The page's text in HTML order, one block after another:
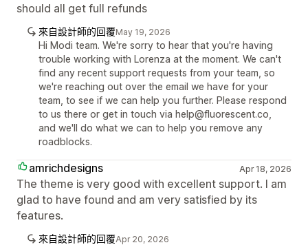
should all get full refunds
來自設計師的回覆May 19, 2026
Hi Modi team. We're sorry to hear that you're having
trouble working with Lorenza at the moment. We can't
find any recent support requests from your team, so
we're reaching out over the email we have for your
team, to see if we can help you further. Please respond
to us there or get in touch via help@fluorescent.co,
and we'll do what we can to help you remove any
roadblocks.
amrichdesigns Apr 18, 2026
The theme is very good with excellent support. I am
glad to have found and am very satisfied by its
features.
來自設計師的回覆Apr 20, 2026